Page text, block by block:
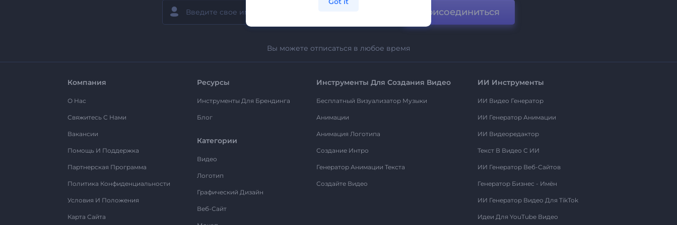
Присоединиться
Вы можете отписаться в любое время
Компания
О Нас
Свяжитесь С Нами
Вакансии
Помощь И Поддержка
Партнерская Программа
Политика Конфиденциальности
Условия И Положения
Карта Сайта
Ресурсы
Инструменты Для Брендинга
Блог
Категории
Видео
Логотип
Графический Дизайн
Веб-Сайт
Инструменты Для Создания Видео
Бесплатный Визуализатор Музыки
Анимации
Анимация Логотипа
Создание Интро
Генератор Анимации Текста
Создайте Видео
ИИ Инструменты
ИИ Видео Генератор
ИИ Генератор Анимации
ИИ Видеоредактор
Текст В Видео С ИИ
ИИ Генератор Веб-Сайтов
Генератор Бизнес - Имён
ИИ Генератор Видео Для TikTok
Идеи Для YouTube Видео